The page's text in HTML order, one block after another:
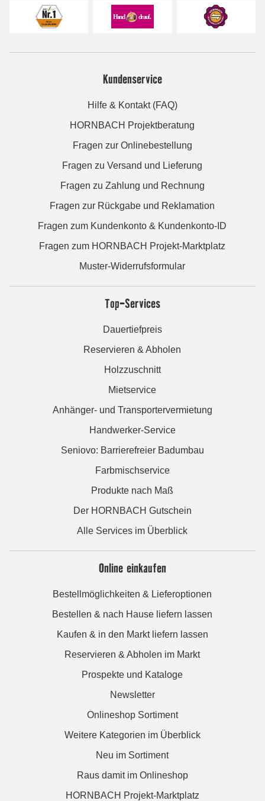
Kundenservice
Hilfe & Kontakt (FAQ)
HORNBACH Projektberatung
Fragen zur Onlinebestellung
Fragen zu Versand und Lieferung
Fragen zu Zahlung und Rechnung
Fragen zur Rückgabe und Reklamation
Fragen zum Kundenkonto & Kundenkonto-ID
Fragen zum HORNBACH Projekt-Marktplatz
Muster-Widerrufsformular
Top-Services
Dauertiefpreis
Reservieren & Abholen
Holzzuschnitt
Mietservice
Anhänger- und Transportervermietung
Handwerker-Service
Seniovo: Barrierefreier Badumbau
Farbmischservice
Produkte nach Maß
Der HORNBACH Gutschein
Alle Services im Überblick
Online einkaufen
Bestellmöglichkeiten & Lieferoptionen
Bestellen & nach Hause liefern lassen
Kaufen & in den Markt liefern lassen
Reservieren & Abholen im Markt
Prospekte und Kataloge
Newsletter
Onlineshop Sortiment
Weitere Kategorien im Überblick
Neu im Sortiment
Raus damit im Onlineshop
HORNBACH Projekt-Marktplatz